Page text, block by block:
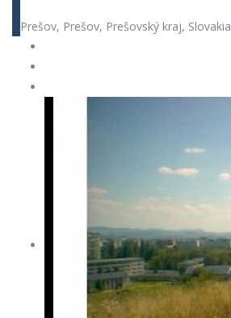
Prešov, Prešov, Prešovský kraj, Slovakia